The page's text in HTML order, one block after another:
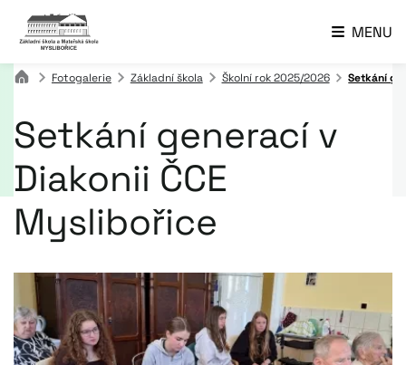
MENU
Fotogalerie Základní škola Školní rok 2025/2026 Setkání
Setkání generací v
Diakonii ČCE
Myslibořice